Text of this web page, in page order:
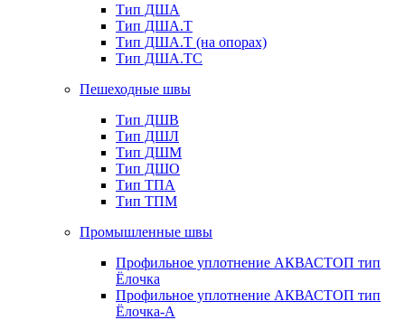
Тип ДША
Тип ДША.Т
Тип ДША.Т (на опорах)
Тип ДША.ТС
Пешеходные швы
Тип ДШВ
Тип ДШЛ
Тип ДШМ
Тип ДШО
Тип ТПА
Тип ТПМ
Промышленные швы
Профильное уплотнение АКВАСТОП тип
Ёлочка
Профильное уплотнение АКВАСТОП тип
Ёлочка-А